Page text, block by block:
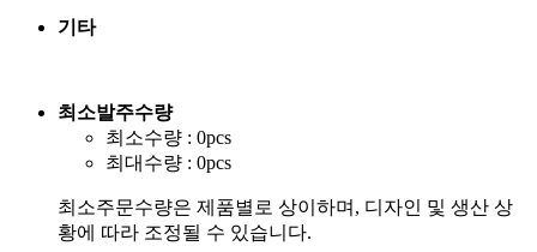
기타
최소발주수량
최소수량 : 0pcs
최대수량 : 0pcs
최소주문수량은 제품별로 상이하며, 디자인 및 생산 상
황에 따라 조정될 수 있습니다.